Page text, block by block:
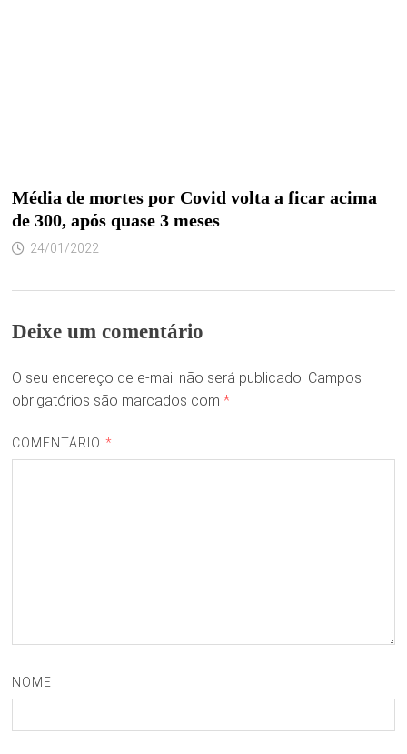
Média de mortes por Covid volta a ficar acima
de 300, após quase 3 meses
24/01/2022
Deixe um comentário
O seu endereço de e-mail não será publicado. Campos
obrigatórios são marcados com *
COMENTÁRIO *
NOME